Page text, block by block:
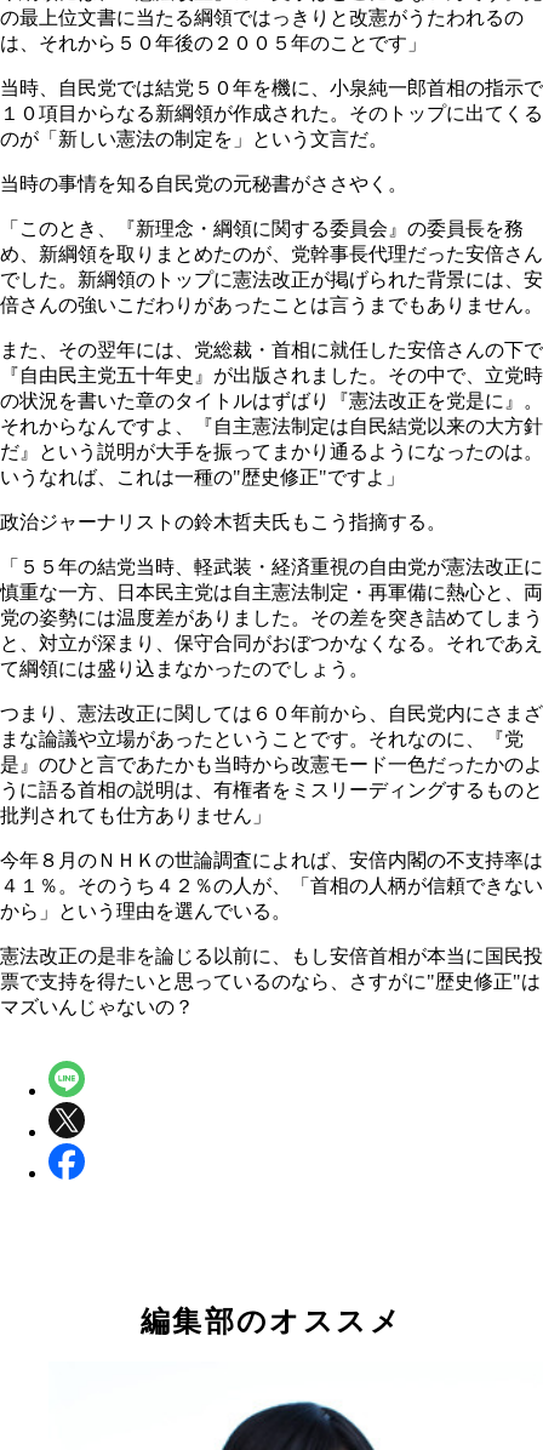
の最上位文書に当たる綱領ではっきりと改憲がうたわれるの
は、それから５０年後の２００５年のことです」
当時、自民党では結党５０年を機に、小泉純一郎首相の指示で
１０項目からなる新綱領が作成された。そのトップに出てくる
のが「新しい憲法の制定を」という文言だ。
当時の事情を知る自民党の元秘書がささやく。
「このとき、『新理念・綱領に関する委員会』の委員長を務
め、新綱領を取りまとめたのが、党幹事長代理だった安倍さん
でした。新綱領のトップに憲法改正が掲げられた背景には、安
倍さんの強いこだわりがあったことは言うまでもありません。
また、その翌年には、党総裁・首相に就任した安倍さんの下で
『自由民主党五十年史』が出版されました。その中で、立党時
の状況を書いた章のタイトルはずばり『憲法改正を党是に』。
それからなんですよ、『自主憲法制定は自民結党以来の大方針
だ』という説明が大手を振ってまかり通るようになったのは。
いうなれば、これは一種の"歴史修正"ですよ」
政治ジャーナリストの鈴木哲夫氏もこう指摘する。
「５５年の結党当時、軽武装・経済重視の自由党が憲法改正に
慎重な一方、日本民主党は自主憲法制定・再軍備に熱心と、両
党の姿勢には温度差がありました。その差を突き詰めてしまう
と、対立が深まり、保守合同がおぼつかなくなる。それであえ
て綱領には盛り込まなかったのでしょう。
つまり、憲法改正に関しては６０年前から、自民党内にさまざ
まな論議や立場があったということです。それなのに、『党
是』のひと言であたかも当時から改憲モード一色だったかのよ
うに語る首相の説明は、有権者をミスリーディングするものと
批判されても仕方ありません」
今年８月のＮＨＫの世論調査によれば、安倍内閣の不支持率は
４１％。そのうち４２％の人が、「首相の人柄が信頼できない
から」という理由を選んでいる。
憲法改正の是非を論じる以前に、もし安倍首相が本当に国民投
票で支持を得たいと思っているのなら、さすがに"歴史修正"は
マズいんじゃないの？
編集部のオススメ